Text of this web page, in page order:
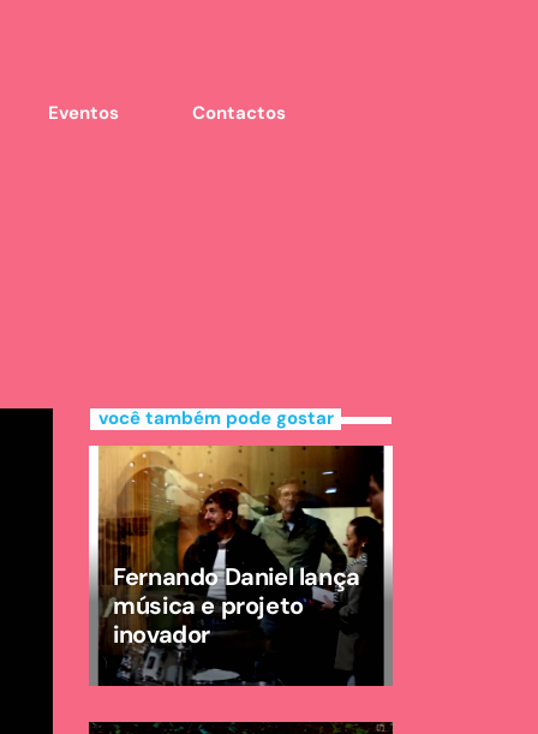
Eventos Contactos
você também pode gostar
Fernando Daniel lança
música e projeto
inovador